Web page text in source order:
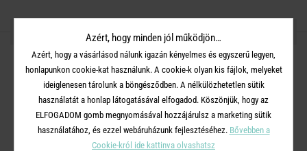
OSZD MEG MÁSOKKAL!
A TERMÉKCSALÁD TOVÁBBI
TERMÉKEI
Azért, hogy minden jól működjön…
Azért, hogy a vásárlásod nálunk igazán kényelmes és egyszerű legyen,
honlapunkon cookie-kat használunk. A cookie-k olyan kis fájlok, melyeket
ideiglenesen tárolunk a böngésződben. A nélkülözhetetlen sütik
használatát a honlap látogatásával elfogadod. Köszönjük, hogy az
ELFOGADOM gomb megnyomásával hozzájárulsz a marketing sütik
használatához, és ezzel webáruházunk fejlesztéséhez. Bővebben a
Cookie-król ide kattinva olvashatsz